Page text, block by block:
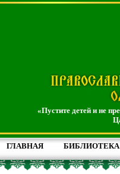
«Пустите детей и не
ГЛАВНАЯ БИБЛИОТЕКА